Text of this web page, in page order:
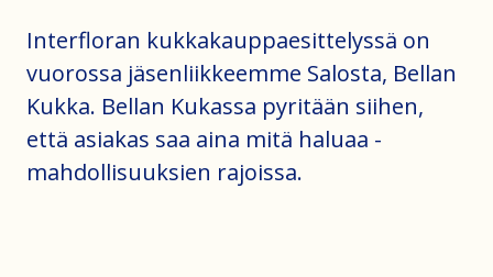
Interfloran kukkakauppaesittelyssä on
vuorossa jäsenliikkeemme Salosta, Bellan
Kukka. Bellan Kukassa pyritään siihen,
että asiakas saa aina mitä haluaa -
mahdollisuuksien rajoissa.